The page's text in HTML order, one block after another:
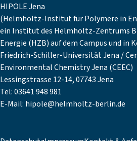
HIPOLE Jena
(Helmholtz-Institut für Polymere in
ein Institut des Helmholtz-Zentrums
Energie (HZB) auf dem Campus und in
Friedrich-Schiller-Universität Jena /
Environmental Chemistry Jena (CEEC)
Lessingstrasse 12-14, 07743 Jena
Tel: 03641 948 981
E-Mail: hipole@helmholtz-berlin.de